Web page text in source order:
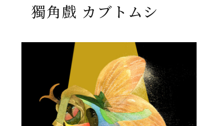
獨角戲 カブトムシ